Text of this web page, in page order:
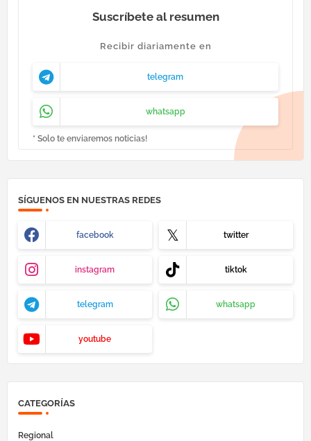
Suscríbete al resumen
Recibir diariamente en
telegram
whatsapp
* Solo te enviaremos noticias!
SÍGUENOS EN NUESTRAS REDES
facebook twitter
instagram tiktok
telegram whatsapp
youtube
CATEGORÍAS
Regional